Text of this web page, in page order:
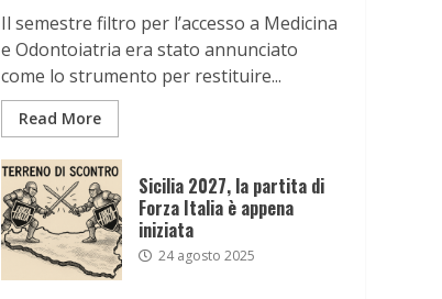
Il semestre filtro per l’accesso a Medicina
e Odontoiatria era stato annunciato
come lo strumento per restituire...
Read More
Sicilia 2027, la partita di
Forza Italia è appena
iniziata
24 agosto 2025